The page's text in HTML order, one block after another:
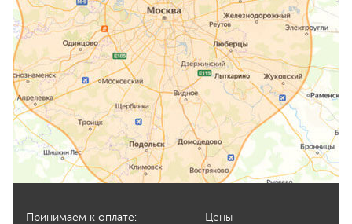
Принимаем к оплате:
Цены